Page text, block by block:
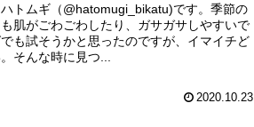
トムギ（@hatomugi_bikatu)です。季節の
肌がごわごわしたり、ガサガサしやすいで
も試そうかと思ったのですが、イマイチど
そんな時に見つ...
2020.10.23